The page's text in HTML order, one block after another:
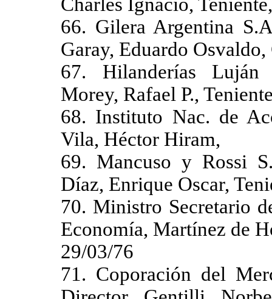
Charles Ignacio,
66. Gilera Argentina
Garay, Eduardo
67. Hilanderías Luján
Morey, Rafael P.,
68. Instituto Nac. de
Vila, Héctor Hiram,
69. Mancuso y Rossi
Díaz, Enrique Oscar,
70. Ministro Secretario
Economía, Martínez de
29/03/76
71. Coporación del